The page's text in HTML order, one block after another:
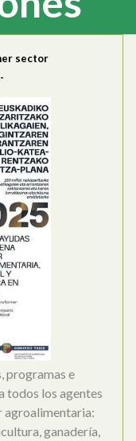
sector
programas e
todos los agentes
agroalimentaria:
ganadería,